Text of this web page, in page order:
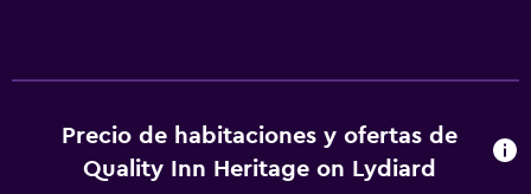
gratuitos y secador de pelo. Este hotel en Ballarat ofrece
acceso a Internet wifi gratis. Los servicios para las
Precio de habitaciones y ofertas de
Quality Inn Heritage on Lydiard